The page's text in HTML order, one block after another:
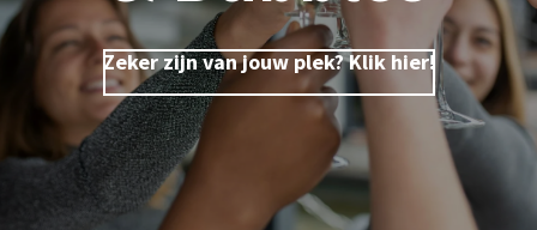
Zeker zijn van jouw plek? Klik hier!
Zeker zijn van jouw plek? Klik hier!